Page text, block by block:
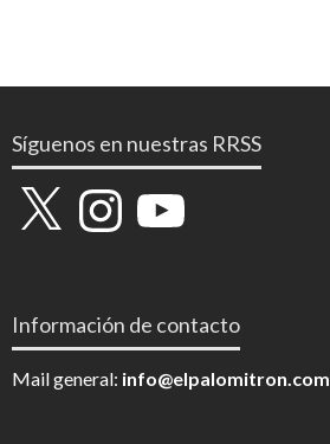
Síguenos en nuestras RRSS
X InstagramYouTube
Información de contacto
Mail general: info@elpalomitron.com